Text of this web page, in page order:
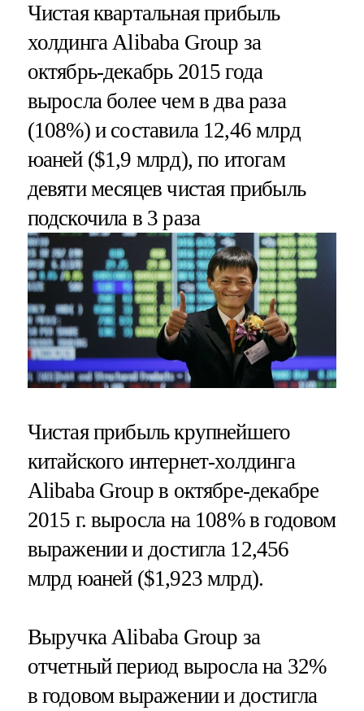
Чистая квартальная прибыль
холдинга Alibaba Group за
октябрь-декабрь 2015 года
выросла более чем в два раза
(108%) и составила 12,46 млрд
юаней ($1,9 млрд), по итогам
девяти месяцев чистая прибыль
подскочила в 3 раза
Чистая прибыль крупнейшего
китайского интернет-холдинга
Alibaba Group в октябре-декабре
2015 г. выросла на 108% в годовом
выражении и достигла 12,456
млрд юаней ($1,923 млрд).
Выручка Alibaba Group за
отчетный период выросла на 32%
в годовом выражении и достигла